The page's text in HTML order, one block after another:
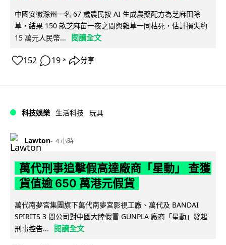
中國安徽滁州一名 67 歲農民按 AI 生成農藥配方為芝麻田除
草，結果 150 畝芝麻苗一夜之間與雜草一同枯死，估計損失約
15 萬元人民幣...
閱讀全文
152 19 ↗ 分享
科技娛樂 生活科技 玩具
Lawton 4 小時
萬代刑事追擊假高達廠商「星動」 查獲
貨值逾 650 萬港元假貨
萬代南夢宮集團旗下萬代南夢宮影視工廠、萬代及 BANDAI
SPIRITS 3 間公司對中國大陸假冒 GUNPLA 廠商「星動」發起
刑事控告...
閱讀全文